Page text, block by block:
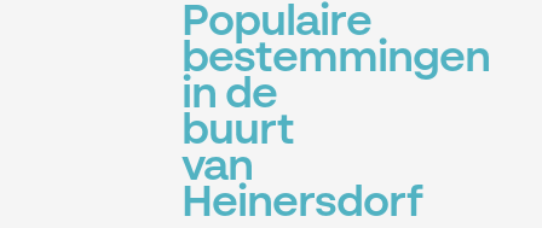
Populaire
bestemmingen
in de
buurt
van
Heinersdorf